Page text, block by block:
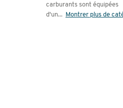
pompe électrique
SP 30, 12V, 30 l/
carburants sont équipées
d'un... Montrer plus de